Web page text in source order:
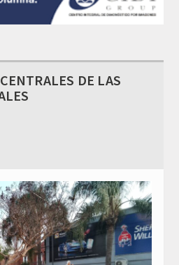
DE LAS